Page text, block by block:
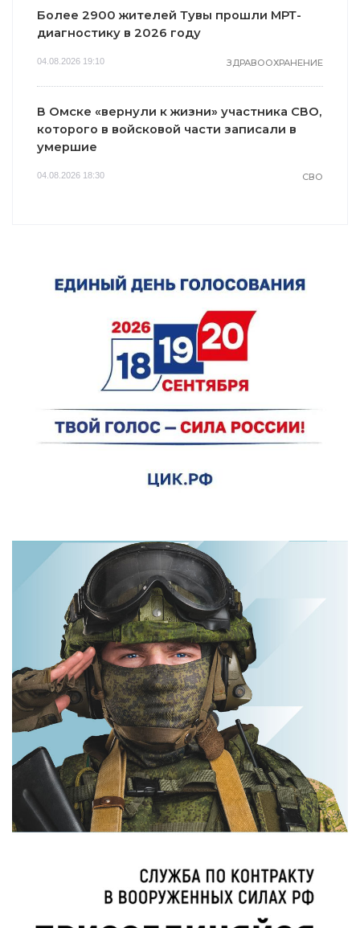
Более 2900 жителей Тувы прошли МРТ-
диагностику в 2026 году
04.08.2026 19:10 ЗДРАВООХРАНЕНИЕ
В Омске «вернули к жизни» участника СВО,
которого в войсковой части записали в
умершие
04.08.2026 18:30 СВО